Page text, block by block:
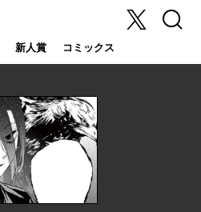
新人賞 コミックス
X 検索